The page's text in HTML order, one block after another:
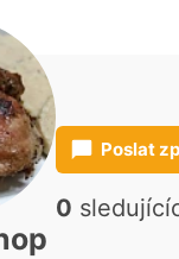
Poslat
0